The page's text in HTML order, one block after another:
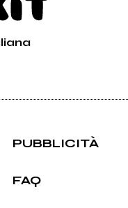
PUBBLICITÀ
FAQ